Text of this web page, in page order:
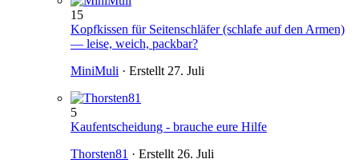
15
Kopfkissen für Seitenschläfer (schlafe auf den Armen)
— leise, weich, packbar?
MiniMuli · Erstellt 27. Juli
5
Kaufentscheidung - brauche eure Hilfe
Thorsten81 · Erstellt 26. Juli